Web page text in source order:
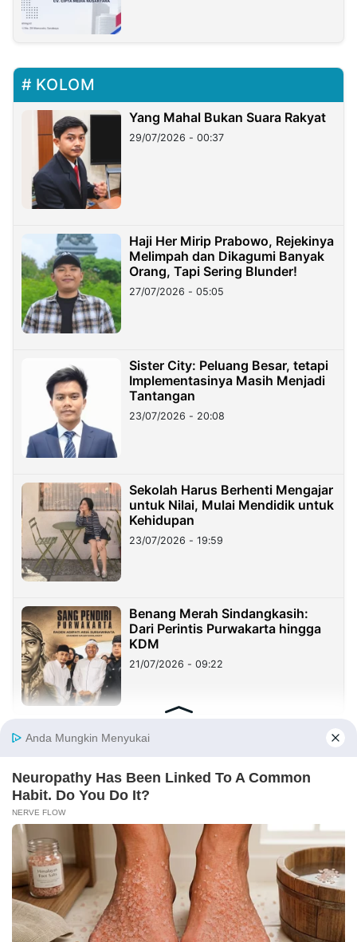
KOLOM
Yang Mahal Bukan Suara Rakyat
29/07/2026 - 00:37
Haji Her Mirip Prabowo, Rejekinya
Melimpah dan Dikagumi Banyak
Orang, Tapi Sering Blunder!
27/07/2026 - 05:05
Sister City: Peluang Besar, tetapi
Implementasinya Masih Menjadi
Tantangan
23/07/2026 - 20:08
Sekolah Harus Berhenti Mengajar
untuk Nilai, Mulai Mendidik untuk
Kehidupan
23/07/2026 - 19:59
Benang Merah Sindangkasih:
Dari Perintis Purwakarta hingga
KDM
21/07/2026 - 09:22
REDAKSI
KIRIM KARYA TENTANG KAMI
KIRIM BERITA MEDIA PARTNER
KABARBARU NETWORK